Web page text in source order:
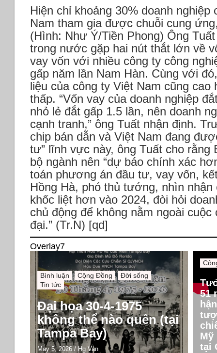
Hiện chỉ khoảng 30% doanh
Nam tham gia được chuỗi cung
(Hình: Như Ý/Tiền Phong) Ông
trong nước gặp hai nút thắt lớn về
vay vốn với nhiều công ty công
gấp năm lần Nam Hàn. Cùng với
liệu của công ty Việt Nam cũng
thấp. “Vốn vay của doanh nghiệp
nhỏ lẻ đắt gấp 1.5 lần, nên doanh
cạnh tranh,” ông Tuất nhận định.
chip bán dẫn và Việt Nam đang
tư” lĩnh vực này, ông Tuất cho
bộ ngành nên “dự báo chính xác
toán phương án đầu tư, vay vốn,
Hồng Hà, phó thủ tướng, nhìn
khốc liệt hơn vào 2024, đòi hỏi
chủ động để không nằm ngoài
đại.” (Tr.N) [qd]
Overlay7
Bình luận Cộng Đồng
Đời sống
Tin tức
Đại họa 30-4-1975
không thể nào quên (tại
Tampa Bay)
May 5, 2026 / Hg Van
51
Mỹ
tại